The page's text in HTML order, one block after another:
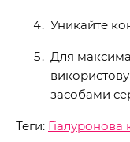
Уникайте
Для
засобами
Теги: Гіалуронова